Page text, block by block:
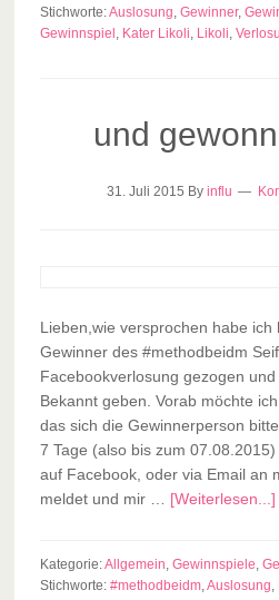
Stichworte:Auslosung, Gewinner,
Gewinnspiel , Kater Likoli, Likoli,
und
31. Juli 2015 Byinflu
Lieben,wie versprochen habe
Gewinner des #methodbeidm
Facebookverlosung gezogen
Bekannt geben. Vorab möchte
das sich die Gewinnerperson
7 Tage (also bis zum
auf Facebook, oder via Email an
meldet und mir … [Weiterlesen...]
Kategorie:Allgemein, Gewinnspiele,
Stichworte: #methodbeidm,Auslosung,